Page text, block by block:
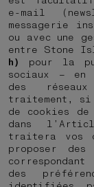
e-mail
messagerie
ou avec une
entre Stone
h) pour la
sociaux –
des
traitement,
de cookies
dans
traitera vos
proposer
des